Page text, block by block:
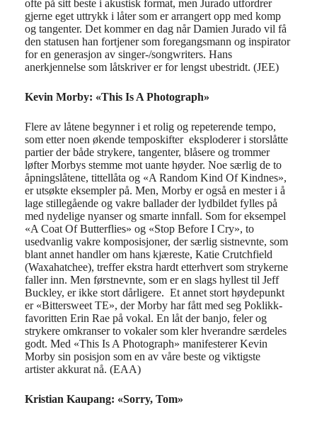
ofte på sitt beste i akustisk format, men Jurado utfordrer
gjerne eget uttrykk i låtersom er arrangert opp med komp
og tangenter. Det kommer en dag når Damien Jurado vil få
den statusen han fortjener som foregangsmann og inspirator
foren generasjon av singer-/songwriters. Hans
anerkjennelse som låtskriver erfor lengst ubestridt. (JEE)
Kevin Morby: «This Is A Photograph»
Flere av låtene begynner i et rolig og repeterende tempo,
som etter noen økende temposkifter eksploderer i storslåtte
partier der både strykere, tangenter, blåsere og trommer
løfter Morbys stemme mot uante høyder. Noe særlig de to
åpningslåtene, tittellåta og «A Random Kind Of Kindnes»,
er utsøkte eksempler på. Men, Morby er også en mester i å
lage stillegående og vakre ballader der lydbildet fylles på
med nydelige nyanser og smarte innfall. Som for eksempel
«A Coat Of Butterflies» og «Stop Before I Cry», to
usedvanlig vakre komposisjoner, der særlig sistnevnte, som
blant annet handler om hans kjæreste, Katie Crutchfield
(Waxahatchee), treffer ekstra hardt etterhvert som strykerne
faller inn. Men førstnevnte, som er en slags hyllest til Jeff
Buckley, er ikke stort dårligere. Et annet stort høydepunkt
er «Bittersweet TE», der Morby har fått med seg Poklikk-
favoritten Erin Rae på vokal. En låt der banjo, feler og
strykere omkranser to vokaler som kler hverandre særdeles
godt. Med «This Is A Photograph» manifesterer Kevin
Morby sin posisjon som en av våre beste og viktigste
artister akkurat nå. (EAA)
Kristian Kaupang: «Sorry, Tom»